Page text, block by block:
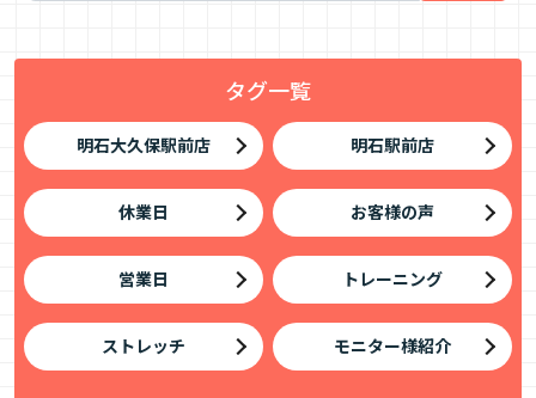
タグ一覧
明石大久保駅前店 明石駅前店
休業日 お客様の声
営業日 トレーニング
ストレッチ モニター様紹介